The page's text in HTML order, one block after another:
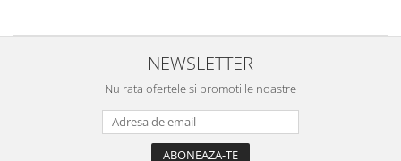
Grupuri de racire cu lichid
Generatoare Insonorizate
Generatoare Uz general
Generatoare Industriale
NEWSLETTER
Nu rata ofertele si promotiile noastre